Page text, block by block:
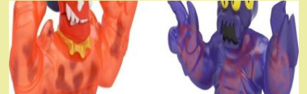
тянущихся
фигурок
Гуджитсу
Тайгор
и
Вайпер